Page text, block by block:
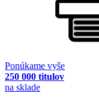
Ponúkame vyše
250 000 titulov
na sklade